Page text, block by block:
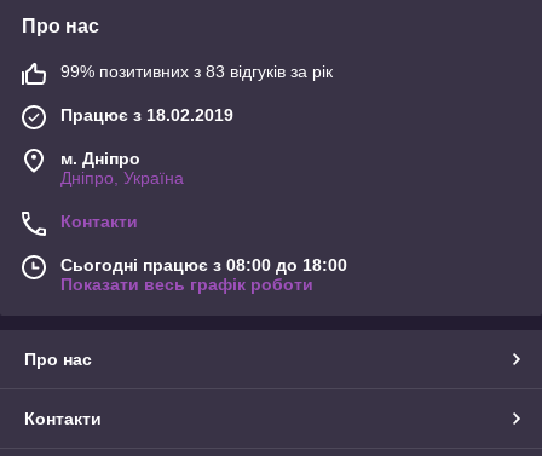
Про нас
99% позитивних з 83 відгуків за рік
Працює з 18.02.2019
м. Дніпро
Дніпро, Україна
Контакти
Сьогодні працює з 08:00 до 18:00
Показати весь графік роботи
Про нас
Контакти